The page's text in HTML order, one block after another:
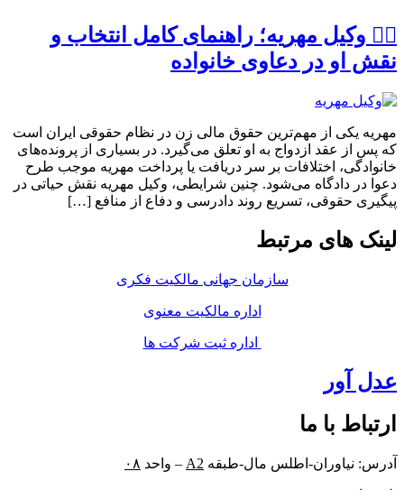
👩‍⚖️ وکیل مهریه؛ راهنمای کامل انتخاب و
نقش او در دعاوی خانواده
مهریه یکی از مهم‌ترین حقوق مالی زن در نظام حقوقی ایران است
که پس از عقد ازدواج به او تعلق می‌گیرد. در بسیاری از پرونده‌های
خانوادگی، اختلافات بر سر دریافت یا پرداخت مهریه موجب طرح
دعوا در دادگاه می‌شود. چنین شرایطی، وکیل مهریه نقش حیاتی در
پیگیری حقوقی، تسریع روند دادرسی و دفاع از منافع […]
لینک های مرتبط
سازمان جهانی مالکیت فکری
اداره مالکیت معنوی
اداره ثبت شرکت ها
عدل آور
ارتباط با ما
آدرس: نیاوران-اطلس مال-طبقه A2 – واحد ۰۸